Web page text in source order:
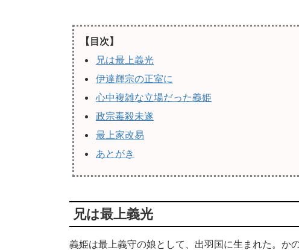
【目次】
兄は最上義光
伊達輝宗の正室に
心中複雑な立場だった義姫
政宗毒殺未遂
最上家改易
あとがき
兄は最上義光
義姫は最上義守の娘として、出羽国に生まれた。か